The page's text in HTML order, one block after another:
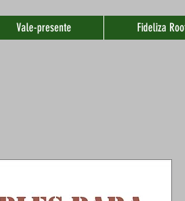
Vale-presente Fideliza